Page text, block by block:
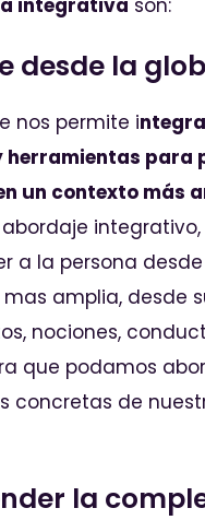
desde la
nos permite i
herramientas para
un contexto más
integrativo,
a la persona
amplia, desde
nociones,
que podamos
concretas de
la